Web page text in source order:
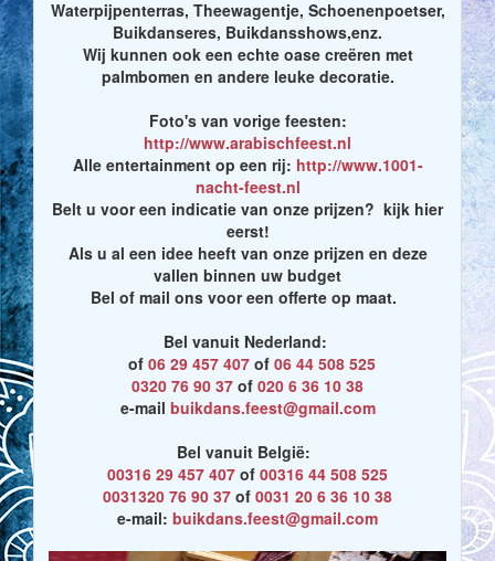
Waterpijpenterras, Theewagentje, Schoenenpoetser,
Buikdanseres, Buikdansshows,enz.
Wij kunnen ook een echte oase creëren met
palmbomen en andere leuke decoratie.
Foto's van vorige feesten:
http://www.arabischfeest.nl
Alle entertainment op een rij: http://www.1001-
nacht-feest.nl
Belt u voor een indicatie van onze prijzen? kijk hier
eerst!
Als u al een idee heeft van onze prijzen en deze
vallen binnen uw budget
Bel of mail ons voor een offerte op maat.
Bel vanuit Nederland:
of 06 29 457 407 of 06 44 508 525
0320 76 90 37 of 020 6 36 10 38
e-mail buikdans.feest@gmail.com
Bel vanuit België:
00316 29 457 407 of 00316 44 508 525
0031320 76 90 37 of 0031 20 6 36 10 38
e-mail: buikdans.feest@gmail.com